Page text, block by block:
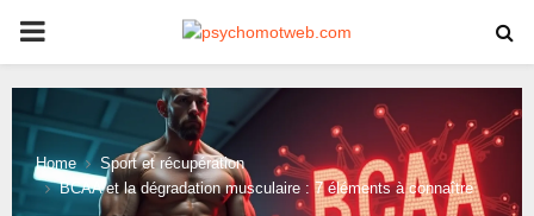
PRIMARY
MENU
Home
Sport et récupération
BCAA et la dégradation musculaire : 7 éléments à connaître